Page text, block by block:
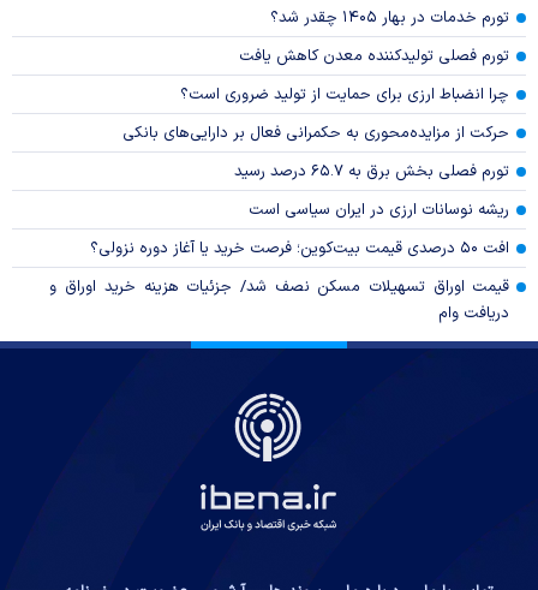
تورم خدمات در بهار ۱۴۰۵ چقدر شد؟
تورم فصلی تولیدکننده معدن کاهش یافت
چرا انضباط ارزی برای حمایت از تولید ضروری است؟
حرکت از مزایده‌محوری به حکمرانی فعال بر دارایی‌های بانکی
تورم فصلی بخش برق به ۶۵.۷ درصد رسید
ریشه نوسانات ارزی در ایران سیاسی است
افت ۵۰ درصدی قیمت بیت‌کوین؛ فرصت خرید یا آغاز دوره نزولی؟
قیمت اوراق تسهیلات مسکن نصف شد/ جزئیات هزینه خرید اوراق و
دریافت وام